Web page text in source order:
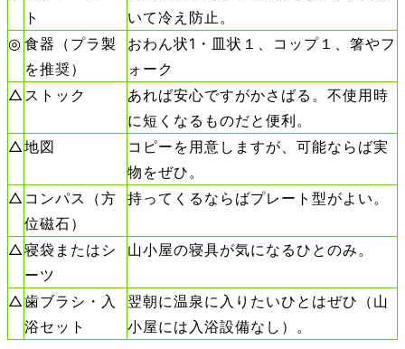
ト
いて冷え防止。
◎ 食器（プラ製
を推奨）
おわん状1・皿状１、コップ１、箸やフ
ォーク
△ ストック
あれば安心ですがかさばる。不使用時
に短くなるものだと便利。
△地図
コピーを用意しますが、可能ならば実
物をぜひ。
△ コンパス（方
位磁石）
持ってくるならばプレート型がよい。
△寝袋またはシ
ーツ
山小屋の寝具が気になるひとのみ。
△歯ブラシ・入
浴セット
翌朝に温泉に入りたいひとはぜひ（山
小屋には入浴設備なし）。